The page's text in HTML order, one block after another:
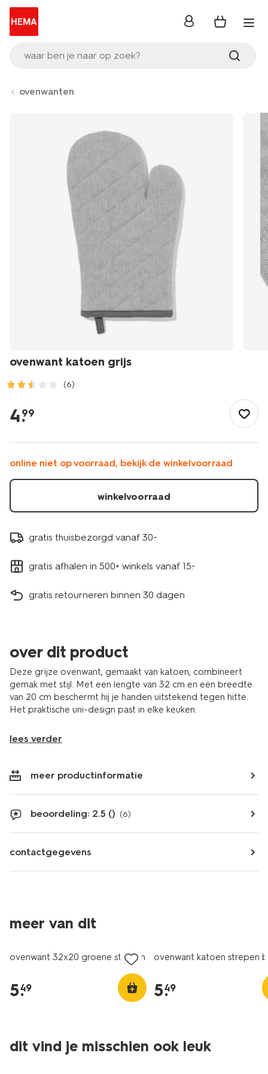
waar ben je naar op zoek?
inloggen
ovenwanten
ovenwant katoen grijs
(6)
tafelen/keukentextiel-
tafeltextiel/ovenwanten/ovenwant-
grijs-
5460005.html
4.
99
online niet op voorraad, bekijk de winkelvoorraad
winkelvoorraad
gratis thuisbezorgd vanaf 30.-
gratis afhalen in 500+ winkels vanaf 15.-
gratis retourneren binnen 30 dagen
over dit product
Deze grijze ovenwant, gemaakt van katoen, combineert
gemak met stijl. Met een lengte van 32 cm en een breedte
van 20 cm beschermt hij je handen uitstekend tegen hitte.
Het praktische uni-design past in elke keuken.
lees verder
meer productinformatie
beoordeling: 2.5 () (6)
contactgegevens
meer van dit
ovenwant 32x20 groene stippen
5.
49
ovenwant katoen strepen
5.
49
dit vind je misschien ook leuk